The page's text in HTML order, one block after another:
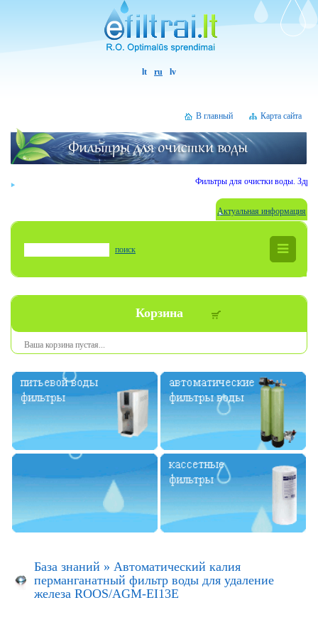
lt ru lv
Карта сайта
В главный
Фильтры для очистки воды.
Актуальная информация
поиск
Корзина
Ваша корзина пустая...
База знаний » Автоматический калия
перманганатный фильтр воды для удаление
железа ROOS/AGM-EI13E